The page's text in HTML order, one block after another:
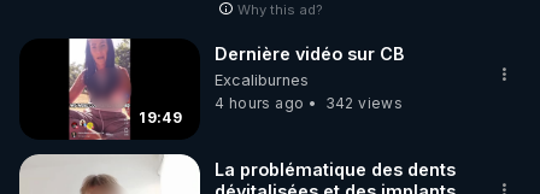
Why this ad?
19:49
Dernière vidéo sur CB
Excaliburnes
4 hours ago
342 views
La problématique des dents